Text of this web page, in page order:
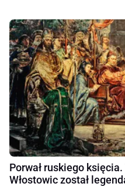
Porwał ruskiego
Włostowic został